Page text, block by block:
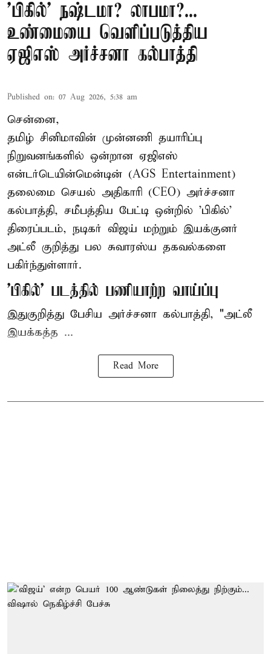
'பிகில்' நஷ்டமா? லாபமா?...
உண்மையை வெளிப்படுத்திய
ஏஜிஎஸ் அர்ச்சனா கல்பாத்தி
Published on: 07 Aug 2026, 5:38 am
சென்னை,
தமிழ் சினிமாவின் முன்னணி தயாரிப்பு
நிறுவனங்களில் ஒன்றான ஏஜிஎஸ்
என்டர்டெயின்மென்டின் (AGS Entertainment)
தலைமை செயல் அதிகாரி (CEO) அர்ச்சனா
கல்பாத்தி, சமீபத்திய பேட்டி ஒன்றில் 'பிகில்'
திரைப்படம், நடிகர் விஜய் மற்றும் இயக்குனர்
அட்லீ குறித்து பல சுவாரஸ்ய தகவல்களை
பகிர்ந்துள்ளார்.
'பிகில்' படத்தில் பணியாற்ற வாய்ப்பு
இதுகுறித்து பேசிய அர்ச்சனா கல்பாத்தி, "அட்லீ
இயக்கத்த ...
Read More